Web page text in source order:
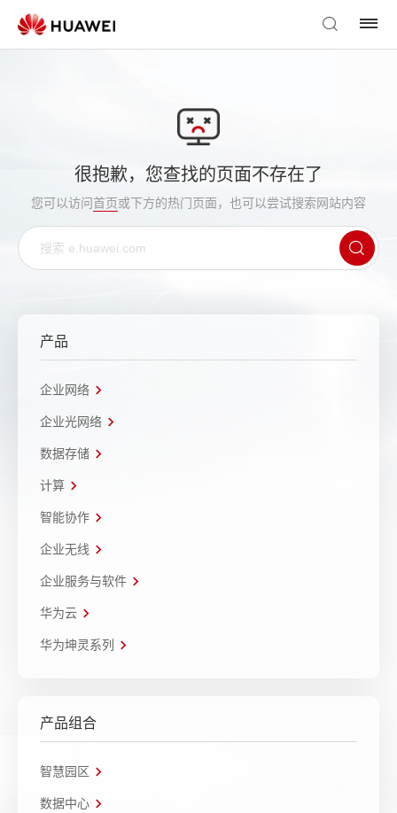
很抱歉，您查找的页面不存在了
您可以访问首页或下方的热门页面，也可以尝试搜索网站内容
产品
企业网络
企业光网络
数据存储
计算
智能协作
企业无线
企业服务与软件
华为云
华为坤灵系列
产品组合
智慧园区
数据中心